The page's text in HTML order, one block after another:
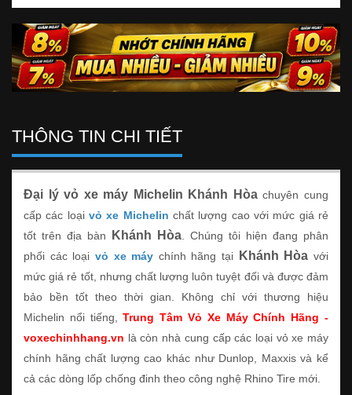
THÔNG TIN CHI TIẾT
Đại lý vỏ xe máy Michelin Khánh Hòachuyên cung
cấp các loại vỏ xe Michelin chất lượng cao với mức giá rẻ
tốt trên địa bàn
Khánh Hòa . Chúng tôi hiện đang phân
phối các loại vỏ xe máy chính hãng tại Khánh Hòa với
mức giá rẻ tốt, nhưng chất lượng luôn tuyệt đối và được đảm
bảo bền tốt theo thời gian. Không chỉ với thương hiệu
Michelin nổi tiếng,Trung Tâm Vỏ Xe Máy Chính Hãng -
voxechinhhang.vn là còn nhà cung cấp các loại vỏ xe máy
chính hãng chất lượng cao khác như Dunlop, Maxxis và kể
cả các dòng lốp chống đinh theo công nghệ Rhino Tire mới.